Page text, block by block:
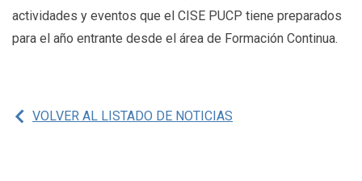
actividades y eventos que el CISE PUCP tiene preparados
para el año entrante desde el área de Formación Continua.
VOLVER AL LISTADO DE NOTICIAS